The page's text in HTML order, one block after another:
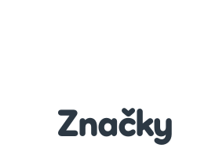
Značky